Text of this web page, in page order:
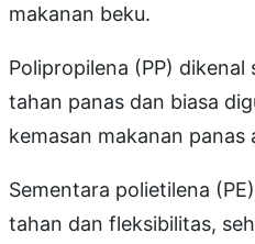
makanan beku.
Polipropilena (PP) dikenal
tahan panas dan biasa
kemasan makanan panas
Sementara polietilena
tahan dan fleksibilitas,